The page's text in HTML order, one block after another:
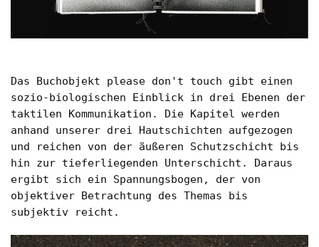
Transfer und Kooperation
Produktgestaltung B.A.
Strategische Gestaltung M.A.
Das Buchobjekt please don't touch gibt einen
sozio-biologischen Einblick in drei Ebenen der
taktilen Kommunikation. Die Kapitel werden
anhand unserer drei Hautschichten aufgezogen
und reichen von der äußeren Schutzschicht bis
hin zur tieferliegenden Unterschicht. Daraus
ergibt sich ein Spannungsbogen, der von
objektiver Betrachtung des Themas bis
subjektiv reicht.